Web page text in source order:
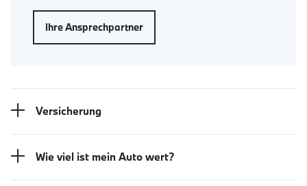
Ihre Ansprechpartner
Versicherung
Wie viel ist mein Auto wert?